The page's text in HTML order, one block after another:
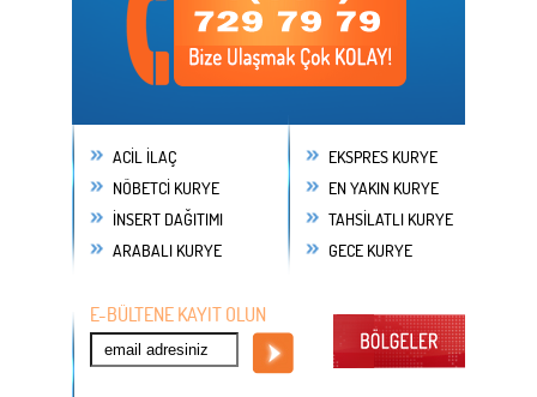
ACİL İLAÇ
NÖBETCİ KURYE
İNSERT DAĞITIMI
ARABALI KURYE
EKSPRES KURYE
EN YAKIN KURYE
TAHSİLATLI KURYE
GECE KURYE
E-BÜLTENE KAYIT OLUN